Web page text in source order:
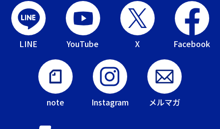
LINE YouTube X Facebook
note Instagram メルマガ